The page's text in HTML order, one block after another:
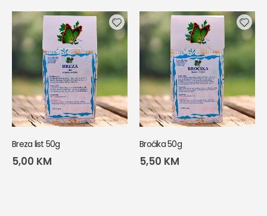
Breza list 50g
5,00 KM
Broćika 50g
5,50 KM